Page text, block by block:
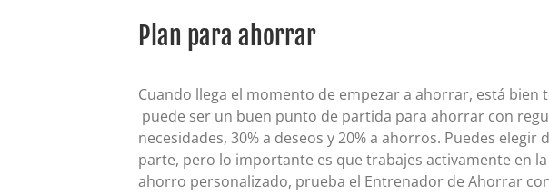
Plan para ahorrar
Cuando llega el momento de empezar a ahorrar, está
puede ser un buen punto de partida para ahorrar con
necesidades, 30% a deseos y 20% a ahorros. Puedes
parte, pero lo importante es que trabajes activamente en
ahorro personalizado, prueba el Entrenador de Ahorrar